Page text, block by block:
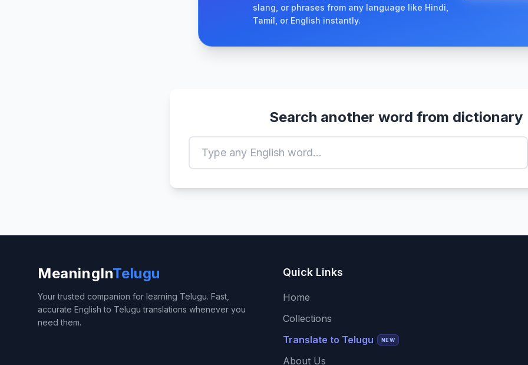
slang, or phrases from any language like Hindi,
Tamil, or English instantly.
Search another word from dictionary
MeaningInTelugu
Your trusted companion for learning Telugu. Fast,
accurate English to Telugu translations whenever you
need them.
Quick Links
Home
Collections
Translate to Telugu
NEW
About Us